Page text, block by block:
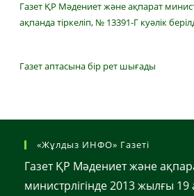
Газет ҚР Мәдениет және ақпарат
ақпанда тіркеліп, № 13391-Г куәлік
Газет аптасына бір рет шығады
«Жұлдыз ИНФО» Газеті
Газет ҚР Мәдениет және
министрлігінде 2013 жылғы 19